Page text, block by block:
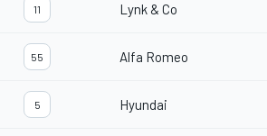
11 Lynk & Co
55 Alfa Romeo
5 Hyundai